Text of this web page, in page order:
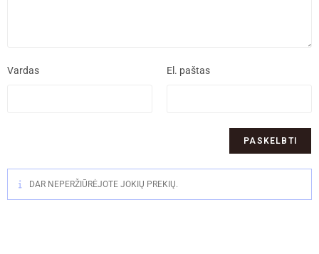
Vardas El. paštas
DAR NEPERŽIŪRĖJOTE JOKIŲ PREKIŲ.